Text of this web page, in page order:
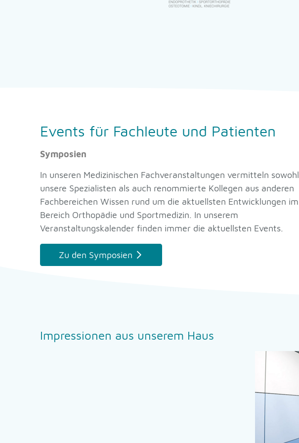
Events für Fachleute und Patienten
Symposien
In unseren Medizinischen Fachveranstaltungen vermitteln sowohl
unsere Spezialisten als auch renommierte Kollegen aus anderen
Fachbereichen Wissen rund um die aktuellsten Entwicklungen im
Bereich Orthopädie und Sportmedizin. In unserem
Veranstaltungskalender finden immer die aktuellsten Events.
Zu den Symposien
Impressionen aus unserem Haus